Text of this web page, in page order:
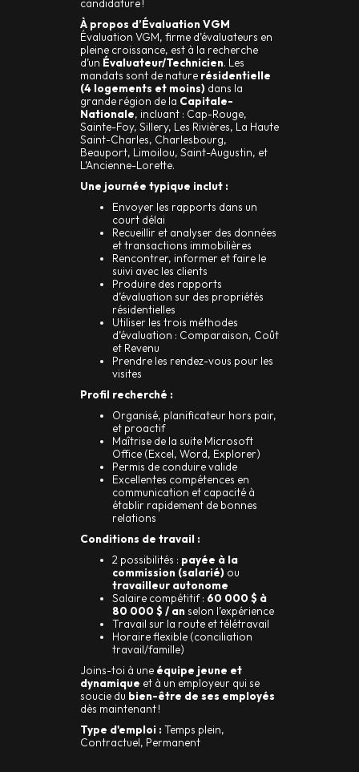
candidature !
À propos d’Évaluation VGM
Évaluation VGM, firme d’évaluateurs en
pleine croissance, est à la recherche
d’un Évaluateur/Technicien. Les
mandats sont de nature résidentielle
(4 logements et moins) dans la
grande région de la Capitale-
Nationale, incluant : Cap-Rouge,
Sainte-Foy, Sillery, Les Rivières, La Haute
Saint-Charles, Charlesbourg,
Beauport, Limoilou, Saint-Augustin, et
L’Ancienne-Lorette.
Une journée typique inclut :
Envoyer les rapports dans un
court délai
Recueillir et analyser des données
et transactions immobilières
Rencontrer, informer et faire le
suivi avec les clients
Produire des rapports
d’évaluation sur des propriétés
résidentielles
Utiliser les trois méthodes
d’évaluation : Comparaison, Coût
et Revenu
Prendre les rendez-vous pour les
visites
Profil recherché :
Organisé, planificateur hors pair,
et proactif
Maîtrise de la suite Microsoft
Office (Excel, Word, Explorer)
Permis de conduire valide
Excellentes compétences en
communication et capacité à
établir rapidement de bonnes
relations
Conditions de travail :
2 possibilités : payée à la
commission (salarié) ou
travailleur autonome
Salaire compétitif : 60 000 $ à
80 000 $ / an selon l’expérience
Travail sur la route et télétravail
Horaire flexible (conciliation
travail/famille)
Joins-toi à une équipe jeune et
dynamique et à un employeur qui se
soucie du bien-être de ses employés
dès maintenant !
Type d'emploi : Temps plein,
Contractuel, Permanent